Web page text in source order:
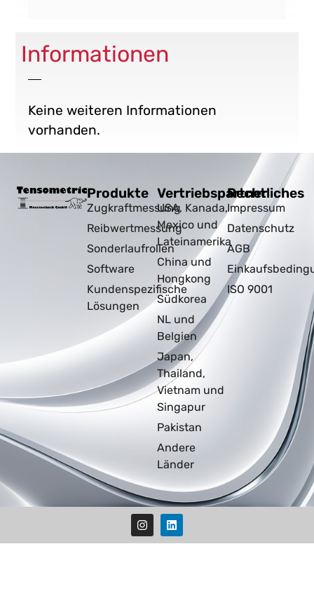
Informationen
Keine weiteren Informationen
vorhanden.
Produkte
Zugkraftmessung
Reibwertmessung
Sonderlaufrollen
Software
Kundenspezifische
Lösungen
Vertriebspartner
USA, Kanada,
Mexico und
Lateinamerika
China und
Hongkong
Südkorea
NL und
Belgien
Japan,
Thailand,
Vietnam und
Singapur
Pakistan
Andere
Länder
Rechtliches
Impressum
Datenschutz
AGB
ISO 9001